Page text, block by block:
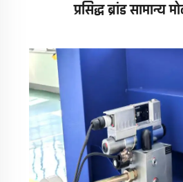
प्रसिद्ध ब्रांड सामान्य